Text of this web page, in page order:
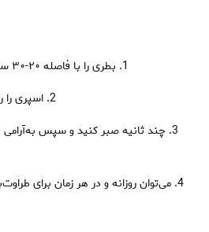
1. بطری را با فاصله ۲۰-۳۰ سانتی‌متری از پوست نگه دارید.
2. اسپری را روی صورت یا بدن پخش کنید.
3. چند ثانیه صبر کنید و سپس به‌آرامی
4. می‌توان روزانه و در هر زمان برای